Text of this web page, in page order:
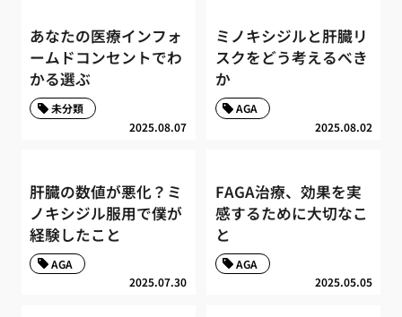
あなたの医療インフォ
ームドコンセントでわ
かる選ぶ
2025.08.07
未分類
ミノキシジルと肝臓リ
スクをどう考えるべき
か
2025.08.02
AGA
肝臓の数値が悪化？ミ
ノキシジル服用で僕が
経験したこと
2025.07.30
AGA
FAGA治療、効果を実
感するために大切なこ
と
2025.05.05
AGA